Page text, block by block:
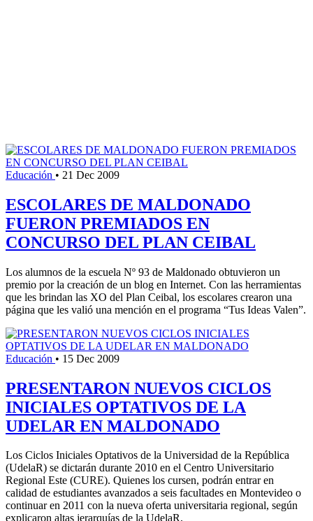
Educación • 21 Dec 2009
ESCOLARES DE MALDONADO
FUERON PREMIADOS EN
CONCURSO DEL PLAN CEIBAL
Los alumnos de la escuela Nº 93 de Maldonado obtuvieron un
premio por la creación de un blog en Internet. Con las herramientas
que les brindan las XO del Plan Ceibal, los escolares crearon una
página que les valió una mención en el programa “Tus Ideas Valen”.
Educación • 15 Dec 2009
PRESENTARON NUEVOS CICLOS
INICIALES OPTATIVOS DE LA
UDELAR EN MALDONADO
Los Ciclos Iniciales Optativos de la Universidad de la República
(UdelaR) se dictarán durante 2010 en el Centro Universitario
Regional Este (CURE). Quienes los cursen, podrán entrar en
calidad de estudiantes avanzados a seis facultades en Montevideo o
continuar en 2011 con la nueva oferta universitaria regional, según
explicaron altas jerarquías de la UdelaR.